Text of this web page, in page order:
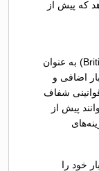
که پیش از
هزینه اضافه‌بار در بریتیش ایرویز (British Airways) به عنوان
اضافی و
شفاف
پیش از
خود را